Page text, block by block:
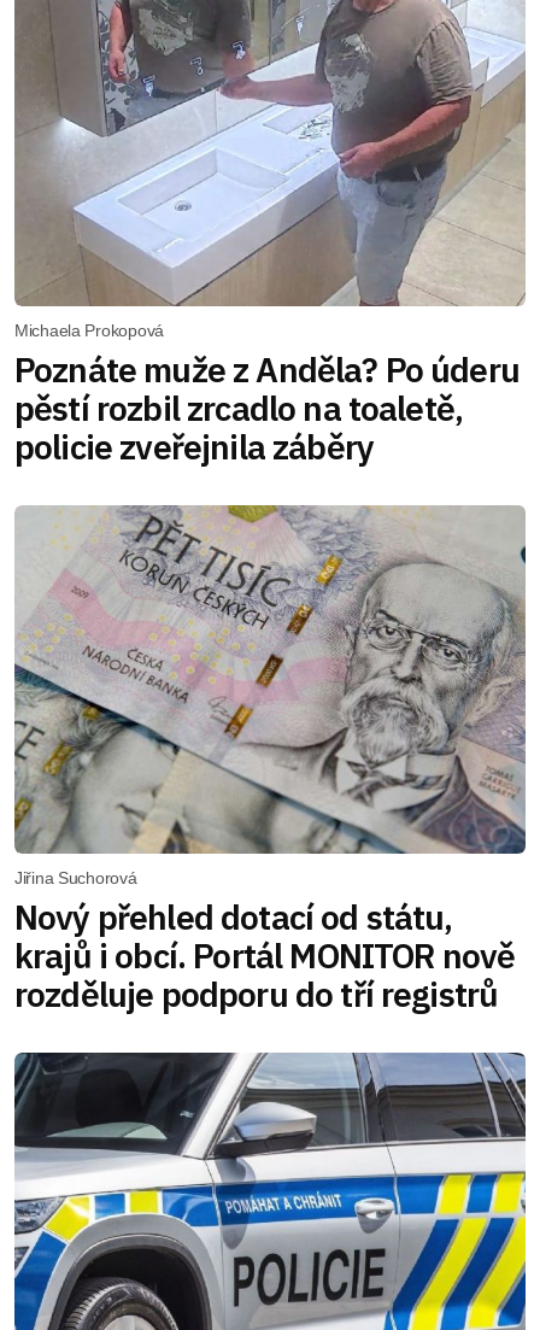
Michaela Prokopová
Poznáte muže z Anděla? Po úderu
pěstí rozbil zrcadlo na toaletě,
policie zveřejnila záběry
Jiřina Suchorová
Nový přehled dotací od státu,
krajů i obcí. Portál MONITOR nově
rozděluje podporu do tří registrů